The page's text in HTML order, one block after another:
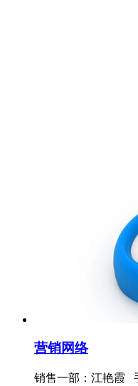
营销网络
销售一部：江